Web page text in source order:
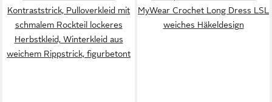
Kontraststrick, Pulloverkleid mit
schmalem Rockteil lockeres
Herbstkleid, Winterkleid aus
weichem Rippstrick, figurbetont
MyWear Crochet Long Dress LSL
weiches Häkeldesign